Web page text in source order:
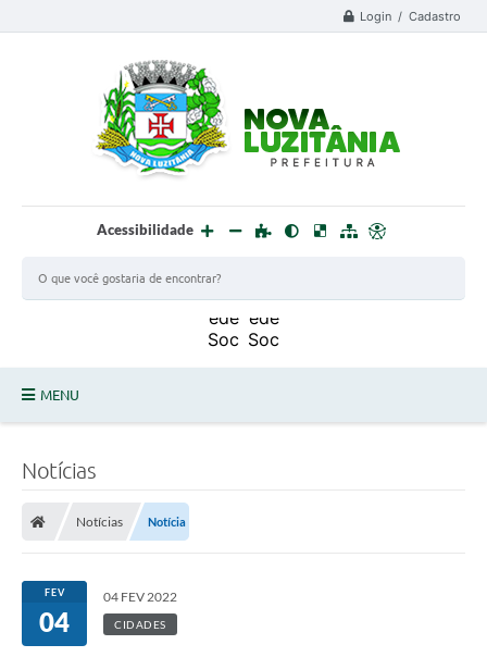
Login / Cadastro
Acessibilidade
MENU
Nota Fiscal Eletrônica
Meio Ambiente
Notícias
Notícias Notícia
FEV
04
04 FEV 2022
CIDADES